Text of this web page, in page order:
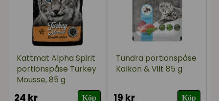
Kattmat Alpha Spirit
portionspåse Turkey
Mousse, 85 g
24 kr Köp
Tundra portionspåse
Kalkon & Vilt 85 g
19 kr Köp